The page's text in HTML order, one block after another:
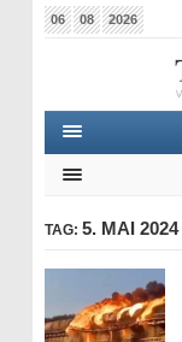
06 08 2026
TAG: 5. MAI 2024